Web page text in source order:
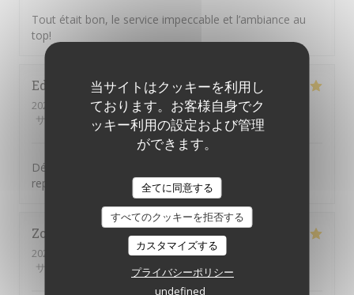
当サイトはクッキーを利用し
ております。お客様自身でク
ッキー利用の設定および管理
ができます。
全てに同意する
すべてのクッキーを拒否する
カスタマイズする
プライバシーポリシー
undefined
Tout était bon, le service impeccable et l’ambiance au
top!
Edith
2026-08-06
- 12:30 - ゲスト 2
サービス
/5 雰囲気: 5/5 メニュー: 5 /5 品質-価格
Découverte de ce restaurant … Tout était parfait, le
repas, le cadre, l’accueil, nous y reviendrons …
Zoé
2026-08-06
- 13:30 - ゲスト 2
サービス
雰囲気:5/5 メニュー: 5 /5